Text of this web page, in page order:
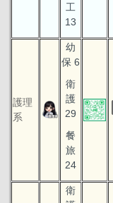
工
13
護理
系
幼
保 6
衛
護
29
餐
旅
24
衛